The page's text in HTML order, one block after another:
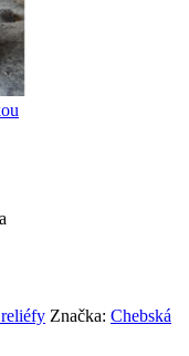
Značka: Chebská